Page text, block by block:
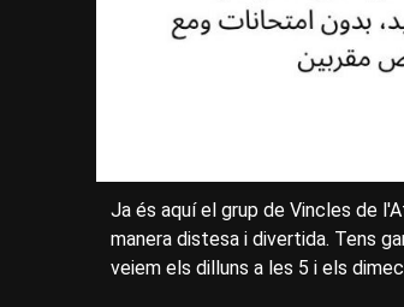
Ja és aquí el grup de Vincles de
manera distesa i divertida. Tens
veiem els dilluns a les 5 i els